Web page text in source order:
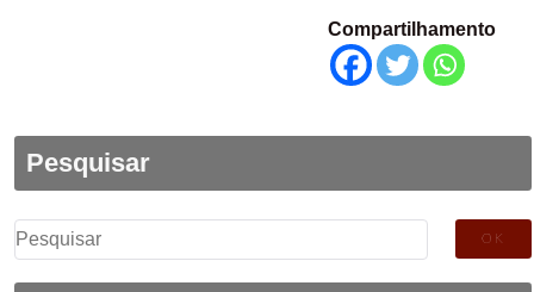
Compartilhamento
Pesquisar
Pesquisar
por: